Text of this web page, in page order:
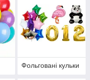
Фольговані кульки